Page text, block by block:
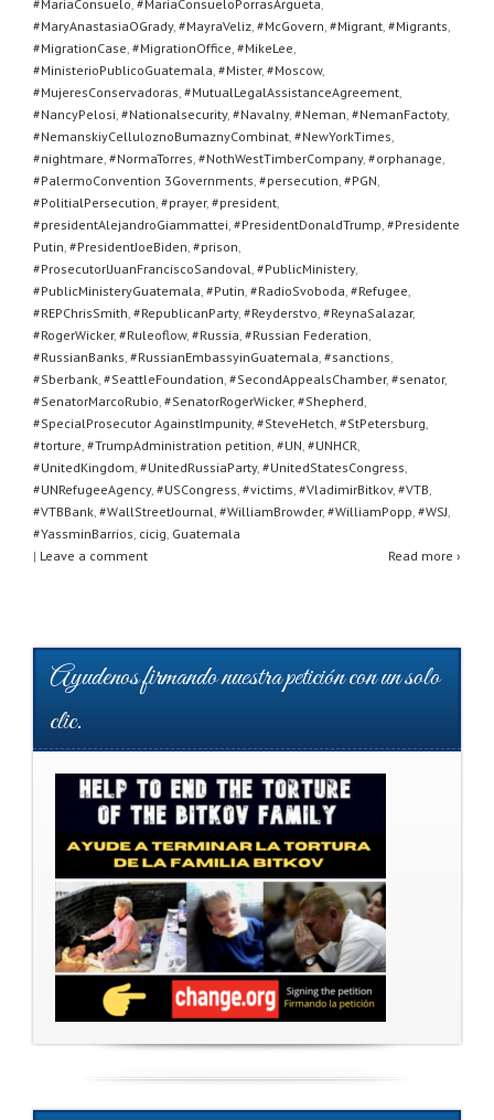
#MariaConsuelo, #MariaConsueloPorrasArgueta,
#MaryAnastasiaOGrady, #MayraVeliz, #McGovern, #Migrant, #Migrants,
#MigrationCase, #MigrationOffice, #MikeLee,
#MinisterioPublicoGuatemala, #Mister, #Moscow,
#MujeresConservadoras, #MutualLegalAssistanceAgreement,
#NancyPelosi, #Nationalsecurity, #Navalny, #Neman, #NemanFactoty,
#NemanskiyCelluloznoBumaznyCombinat, #NewYorkTimes,
#nightmare, #NormaTorres, #NothWestTimberCompany, #orphanage,
#PalermoConvention 3Governments, #persecution, #PGN,
#PolitialPersecution, #prayer, #president,
#presidentAlejandroGiammattei, #PresidentDonaldTrump, #Presidente
Putin, #PresidentJoeBiden, #prison,
#ProsecutorlJuanFranciscoSandoval, #PublicMinistery,
#PublicMinisteryGuatemala, #Putin, #RadioSvoboda, #Refugee,
#REPChrisSmith, #RepublicanParty, #Reyderstvo, #ReynaSalazar,
#RogerWicker, #Ruleoflow, #Russia, #Russian Federation,
#RussianBanks, #RussianEmbassyinGuatemala, #sanctions,
#Sberbank, #SeattleFoundation, #SecondAppealsChamber, #senator,
#SenatorMarcoRubio, #SenatorRogerWicker, #Shepherd,
#SpecialProsecutor AgainstImpunity, #SteveHetch, #StPetersburg,
#torture, #TrumpAdministration petition, #UN, #UNHCR,
#UnitedKingdom, #UnitedRussiaParty, #UnitedStatesCongress,
#UNRefugeeAgency, #USCongress, #victims, #VladimirBitkov, #VTB,
#VTBBank, #WallStreetJournal, #WilliamBrowder, #WilliamPopp, #WSJ,
#YassminBarrios, cicig, Guatemala
| Leave a comment Read more ›
Ayudenos firmando nuestra petición con un solo
clic.